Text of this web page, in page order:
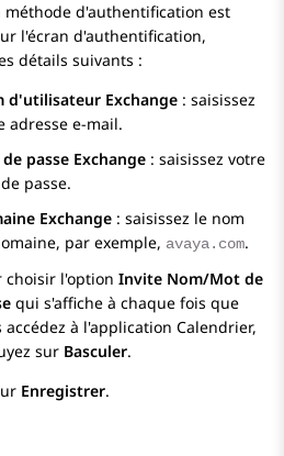
méthode d'authentification est
l'écran d'authentification,
détails suivants :
d'utilisateur Exchange : saisissez
adresse e-mail.
passe Exchange : saisissez votre
passe.
Exchange : saisissez le nom
par exemple, avaya.com.
choisir l'option Invite Nom/Mot de
qui s'affiche à chaque fois que
accédez à l'application Calendrier,
sur Basculer.
Enregistrer.